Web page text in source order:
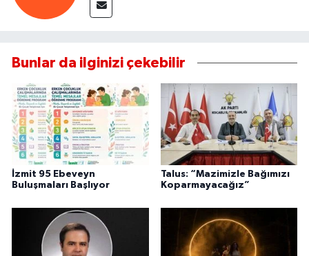
Bunlar da ilginizi çekebilir
İzmit 95 Ebeveyn
Buluşmaları Başlıyor
Talus: “Mazimizle Bağımızı
Koparmayacağız”